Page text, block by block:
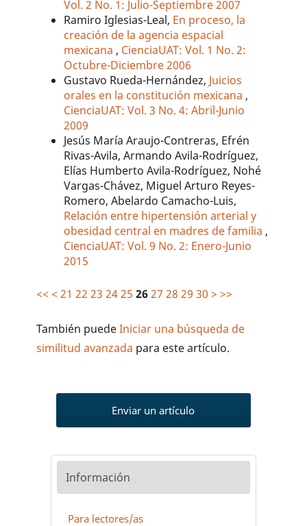
Vol. 2 No. 1: Julio-Septiembre 2007
Ramiro Iglesias-Leal, En proceso, la
creación de la agencia espacial
mexicana, CienciaUAT: Vol. 1 No. 2:
Octubre-Diciembre 2006
Gustavo Rueda-Hernández, Juicios
orales en la constitución mexicana,
CienciaUAT: Vol. 3 No. 4: Abril-Junio
2009
Jesús María Araujo-Contreras, Efrén
Rivas-Avila, Armando Avila-Rodríguez,
Elías Humberto Avila-Rodríguez, Nohé
Vargas-Chávez, Miguel Arturo Reyes-
Romero, Abelardo Camacho-Luis,
Relación entre hipertensión arterial y
obesidad central en madres de familia,
CienciaUAT: Vol. 9 No. 2: Enero-Junio
2015
<< < 21 22 23 2425 2627 28 29 30 > >>
También puedeIniciar una búsqueda de
similitud avanzada para este artículo.
Enviar un artículo
Información
Para lectores/as